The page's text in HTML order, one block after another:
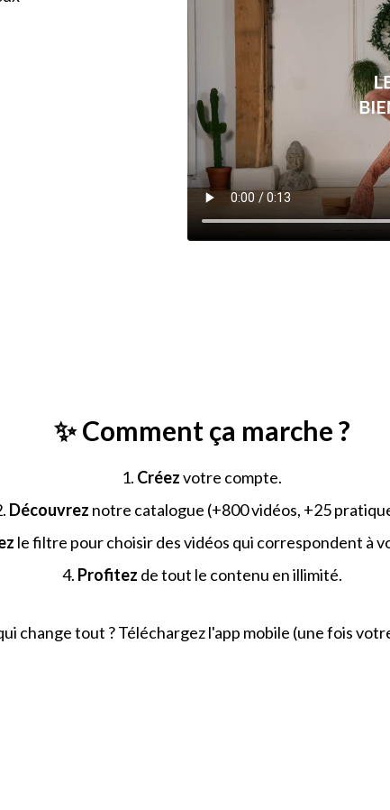
✨ Comment ça marche ?
1. Créezvotre compte.
Découvrez notre catalogue (+800 vidéos, +25
le filtre pour choisir des vidéos qui correspondent à
4. Profitez de tout le contenu en illimité.
change tout ? Téléchargez l'app mobile (une fois